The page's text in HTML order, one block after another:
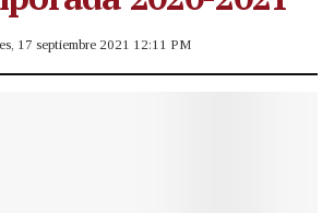
17 septiembre 2021 12:11 PM